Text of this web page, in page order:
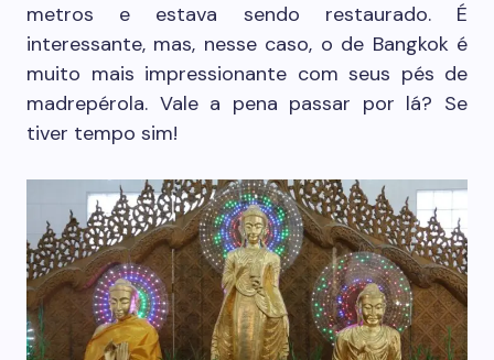
metros e estava sendo restaurado. É
interessante, mas, nesse caso, o de Bangkok é
muito mais impressionante com seus pés de
madrepérola. Vale a pena passar por lá? Se
tiver tempo sim!